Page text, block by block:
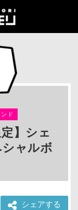
ド
】シェ
ャルボ
シェアする